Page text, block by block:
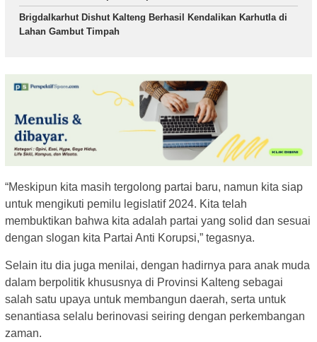
Brigdalkarhut Dishut Kalteng Berhasil Kendalikan Karhutla di
Lahan Gambut Timpah
“Meskipun kita masih tergolong partai baru, namun kita siap
untuk mengikuti pemilu legislatif 2024. Kita telah
membuktikan bahwa kita adalah partai yang solid dan sesuai
dengan slogan kita Partai Anti Korupsi,” tegasnya.
Selain itu dia juga menilai, dengan hadirnya para anak muda
dalam berpolitik khususnya di Provinsi Kalteng sebagai
salah satu upaya untuk membangun daerah, serta untuk
senantiasa selalu berinovasi seiring dengan perkembangan
zaman.